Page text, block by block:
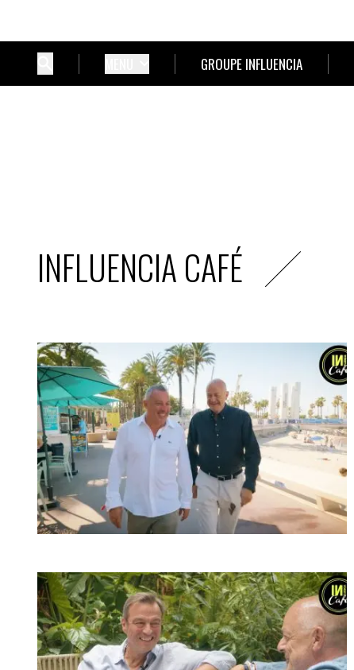
GROUPE INFLUENCIA
INFLUENCIA CAFÉ